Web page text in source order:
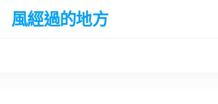
風經過的地方